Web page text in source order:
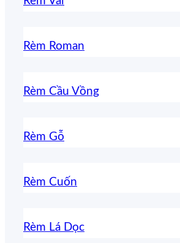
Rèm Roman
Rèm Cầu Vồng
Rèm Gỗ
Rèm Cuốn
Rèm Lá Dọc